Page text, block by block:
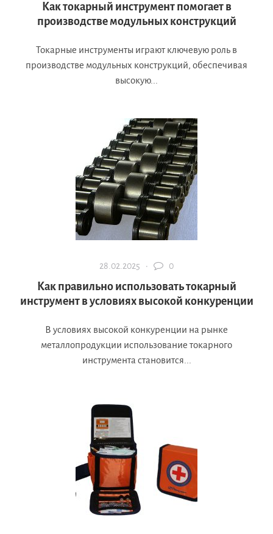
Как токарный инструмент помогает в
производстве модульных конструкций
Токарные инструменты играют ключевую роль в
производстве модульных конструкций, обеспечивая
высокую...
28.02.2025 · 0
Как правильно использовать токарный
инструмент в условиях высокой конкуренции
В условиях высокой конкуренции на рынке
металлопродукции использование токарного
инструмента становится...